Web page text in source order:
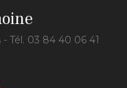
Tél. 03 84 40 06 41